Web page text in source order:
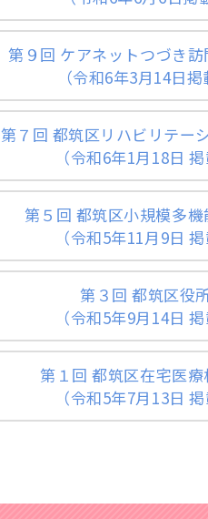
第９回 ケアネットつづき
（令和6年3月14日掲
第７回 都筑区リハビリテー
（令和6年1月18日 掲
第５回 都筑区小規模多
（令和5年11月9日 掲
第３回 都筑区役
（令和5年9月14日 掲
第１回 都筑区在宅医療
（令和5年7月13日 掲